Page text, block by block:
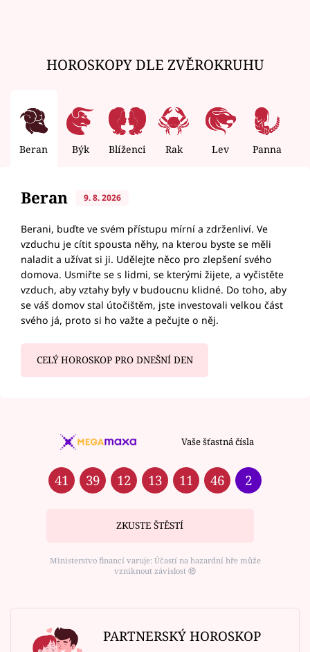
HOROSKOPY DLE ZVĚROKRUHU
Beran Býk Blíženci Rak Lev Panna
Beran 9. 8. 2026
Berani, buďte ve svém přístupu mírní a zdrženliví. Ve
vzduchu je cítit spousta něhy, na kterou byste se měli
naladit a užívat si ji. Udělejte něco pro zlepšení svého
domova. Usmiřte se s lidmi, se kterými žijete, a vyčistěte
vzduch, aby vztahy byly v budoucnu klidné. Do toho, aby
se váš domov stal útočištěm, jste investovali velkou část
svého já, proto si ho važte a pečujte o něj.
CELÝ HOROSKOP PRO DNEŠNÍ DEN
Vaše šťastná čísla
41 39 12 13 11 46 2
ZKUSTE ŠTĚSTÍ
Ministerstvo financí varuje: Účastí na hazardní hře může
vzniknout závislost ⑱
PARTNERSKÝ HOROSKOP